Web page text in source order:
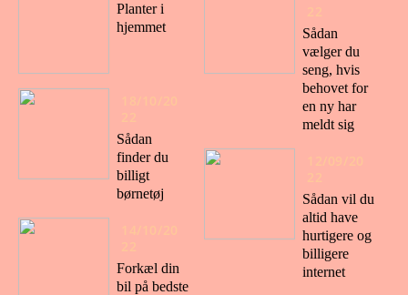
Planter i
hjemmet
Sådan
finder du
billigt
børnetøj
Forkæl din
bil på bedste
Sådan
vælger du
seng, hvis
behovet for
en ny har
meldt sig
Sådan vil du
altid have
hurtigere og
billigere
internet